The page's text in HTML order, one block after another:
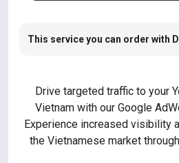
This service you can order with
Drive targeted traffic to your
Vietnam with our Google
Experience increased visibility
the Vietnamese market